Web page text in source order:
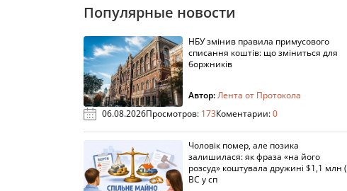
Популярные новости
НБУ змінив правила примусового
списання коштів: що зміниться для
боржників
Автор:Лента от Протокола
06.08.2026Просмотров: 173Коментарии:0
Чоловік помер, але позика
залишилася: як фраза «на його
розсуд» коштувала дружині $1,1 млн (
ВС у сп